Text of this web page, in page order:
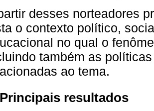
desses norteadores
o contexto político,
no qual o
também as
ao tema.
resultados